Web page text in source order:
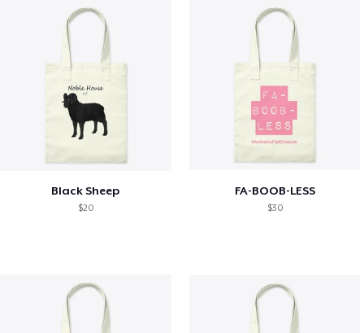
Black Sheep
$20
FA-BOOB-LESS
$30